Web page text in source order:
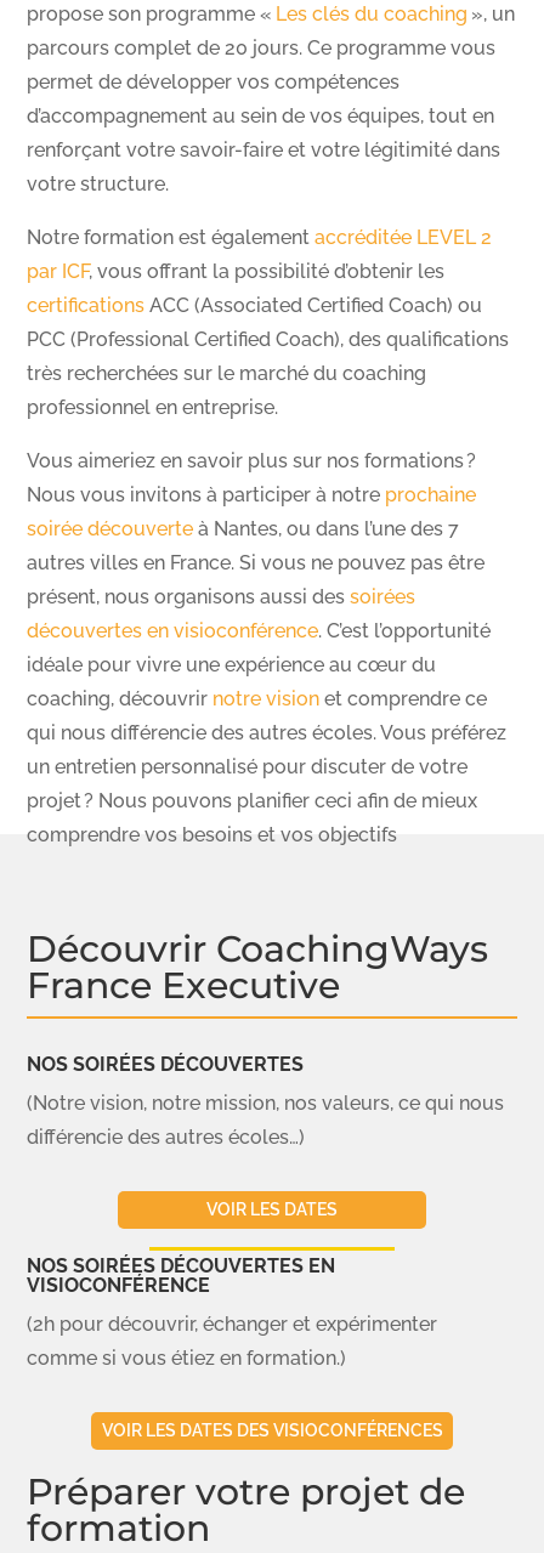
propose son programme « Les clés du coaching », un
parcours complet de 20 jours. Ce programme vous
permet de développer vos compétences
d’accompagnement au sein de vos équipes, tout en
renforçant votre savoir-faire et votre légitimité dans
votre structure.
Notre formation est égalementaccréditée LEVEL 2
par ICF, vous offrant la possibilité d’obtenir les
certifications ACC (Associated Certified Coach) ou
PCC (Professional Certified Coach), des qualifications
très recherchées sur le marché du coaching
professionnel en entreprise.
Vous aimeriez en savoir plus sur nos formations?
Nous vous invitonsà participerà notre prochaine
soirée découverte à Nantes, ou dans l’une des 7
autres villes en France. Si vous ne pouvez pas être
présent, nous organisons aussi dessoirées
découvertes en visioconférence. C’est l’opportunité
idéale pour vivre une expérience au cœur du
coaching, découvrir notre vision et comprendre ce
qui nous différencie des autres écoles. Vous préférez
un entretien personnalisé pour discuter de votre
projet? Nous pouvons planifier ceci afin de mieux
comprendre vos besoins et vos objectifs
Découvrir CoachingWays
France Executive
NOS SOIRÉES DÉCOUVERTES
(Notre vision, notre mission, nos valeurs, ce qui nous
différencie des autres écoles…)
VOIR LES DATES
NOS SOIRÉES DÉCOUVERTES EN
VISIOCONFÉRENCE
(2h pour découvrir, échanger et expérimenter
comme si vous étiez en formation.)
VOIR LES DATES DES VISIOCONFÉRENCES
Préparer votre projet de
formation